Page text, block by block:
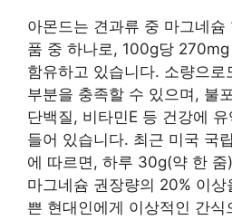
아몬드는 견과류 중 마그네슘
품 중 하나로, 100g당
함유하고 있습니다. 소량으
부분을 충족할 수 있으며, 불
단백질, 비타민E 등 건강에
들어 있습니다. 최근 미국 국
에 따르면, 하루 30g(약 한 줌
마그네슘 권장량의 20% 이
쁜 현대인에게 이상적인 간식